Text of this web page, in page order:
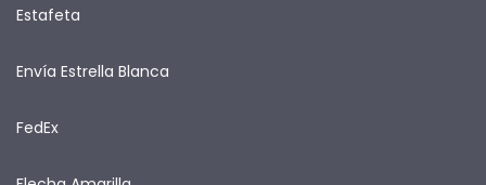
Estafeta
Envía Estrella Blanca
FedEx